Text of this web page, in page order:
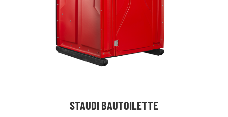
STAUDI BAUTOILETTE